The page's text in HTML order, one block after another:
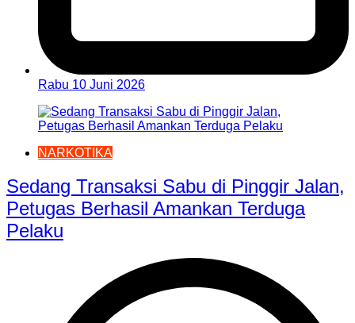
Rabu 10 Juni 2026
NARKOTIKA
Sedang Transaksi Sabu di Pinggir Jalan,
Petugas Berhasil Amankan Terduga
Pelaku